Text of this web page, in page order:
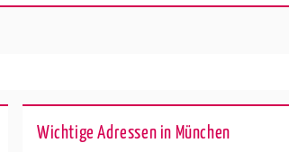
Wichtige Adressen in München